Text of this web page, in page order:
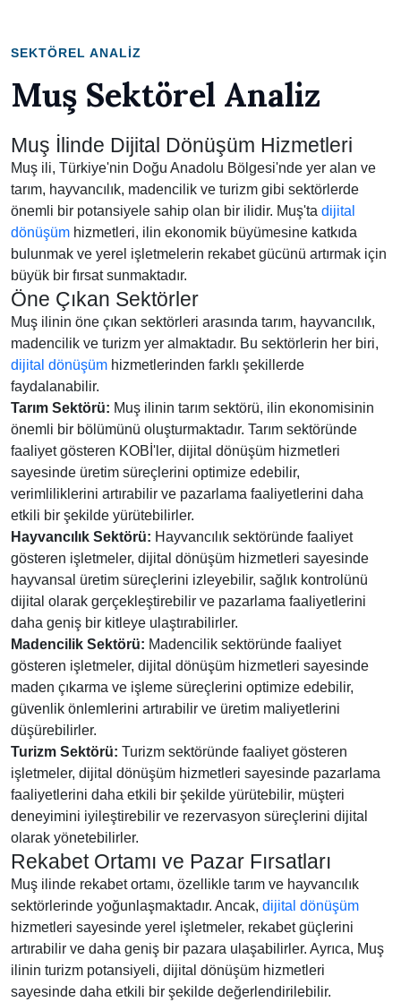
SEKTÖREL ANALIZ
Muş Sektörel Analiz
Muş İlinde Dijital Dönüşüm Hizmetleri
Muş ili, Türkiye'nin Doğu Anadolu Bölgesi'nde yer alan ve
tarım, hayvancılık, madencilik ve turizm gibi sektörlerde
önemli bir potansiyele sahip olan bir ilidir. Muş'ta dijital
dönüşüm hizmetleri, ilin ekonomik büyümesine katkıda
bulunmak ve yerel işletmelerin rekabet gücünü artırmak için
büyük bir fırsat sunmaktadır.
Öne Çıkan Sektörler
Muş ilinin öne çıkan sektörleri arasında tarım, hayvancılık,
madencilik ve turizm yer almaktadır. Bu sektörlerin her biri,
dijital dönüşüm hizmetlerinden farklı şekillerde
faydalanabilir.
Tarım Sektörü: Muş ilinin tarım sektörü, ilin ekonomisinin
önemli bir bölümünü oluşturmaktadır. Tarım sektöründe
faaliyet gösteren KOBİ'ler, dijital dönüşüm hizmetleri
sayesinde üretim süreçlerini optimize edebilir,
verimliliklerini artırabilir ve pazarlama faaliyetlerini daha
etkili bir şekilde yürütebilirler.
Hayvancılık Sektörü: Hayvancılık sektöründe faaliyet
gösteren işletmeler, dijital dönüşüm hizmetleri sayesinde
hayvansal üretim süreçlerini izleyebilir, sağlık kontrolünü
dijital olarak gerçekleştirebilir ve pazarlama faaliyetlerini
daha geniş bir kitleye ulaştırabilirler.
Madencilik Sektörü: Madencilik sektöründe faaliyet
gösteren işletmeler, dijital dönüşüm hizmetleri sayesinde
maden çıkarma ve işleme süreçlerini optimize edebilir,
güvenlik önlemlerini artırabilir ve üretim maliyetlerini
düşürebilirler.
Turizm Sektörü: Turizm sektöründe faaliyet gösteren
işletmeler, dijital dönüşüm hizmetleri sayesinde pazarlama
faaliyetlerini daha etkili bir şekilde yürütebilir, müşteri
deneyimini iyileştirebilir ve rezervasyon süreçlerini dijital
olarak yönetebilirler.
Rekabet Ortamı ve Pazar Fırsatları
Muş ilinde rekabet ortamı, özellikle tarım ve hayvancılık
sektörlerinde yoğunlaşmaktadır. Ancak, dijital dönüşüm
hizmetleri sayesinde yerel işletmeler, rekabet güçlerini
artırabilir ve daha geniş bir pazara ulaşabilirler. Ayrıca, Muş
ilinin turizm potansiyeli, dijital dönüşüm hizmetleri
sayesinde daha etkili bir şekilde değerlendirilebilir.